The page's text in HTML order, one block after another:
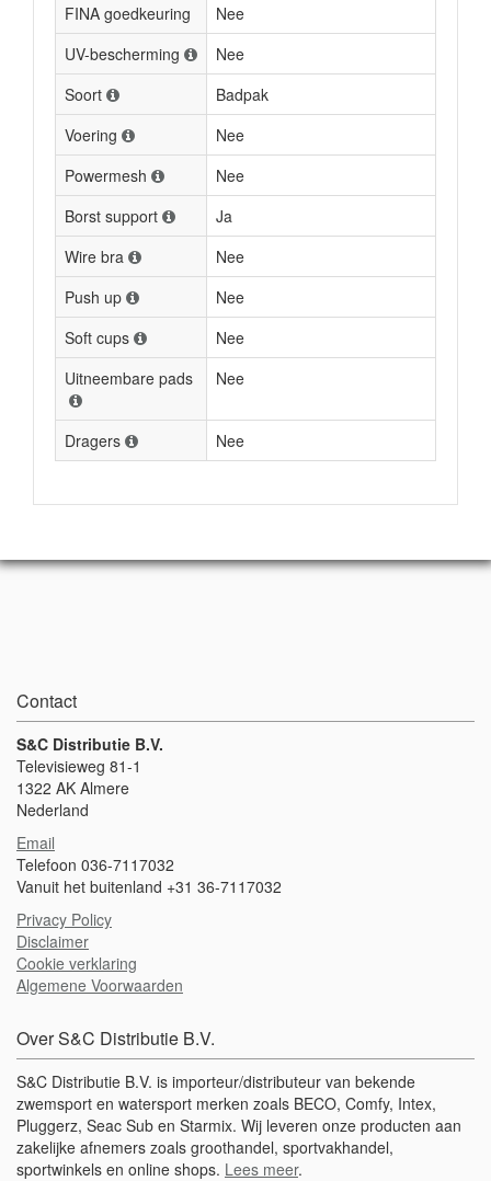
FINA goedkeuring
Nee
UV-bescherming
Nee
Soort
Badpak
Voering
Nee
Powermesh
Nee
Borst support
Ja
Wire bra
Nee
Push up
Nee
Soft cups
Nee
Uitneembare pads
Nee
Dragers Nee
Contact
S&C Distributie B.V.
Televisieweg 81-1
1322 AK Almere
Nederland
Email
Telefoon 036-7117032
Vanuit het buitenland +31 36-7117032
Privacy Policy
Disclaimer
Cookie verklaring
Algemene Voorwaarden
Over S&C Distributie B.V.
S&C Distributie B.V. is importeur/distributeur van bekende
zwemsport en watersport merken zoals BECO, Comfy, Intex,
Pluggerz, Seac Sub en Starmix. Wij leveren onze producten aan
zakelijke afnemers zoals groothandel, sportvakhandel,
sportwinkels en online shops. Lees meer.